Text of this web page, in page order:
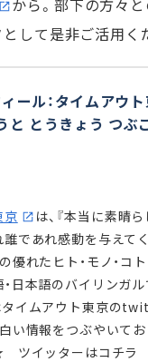
から。部下の方々
して是非ご活用く
ール：タイムアウ
と とうきょう つぶ
京
は、『本当に素晴
であれ感動を与えて
優れたヒト・モノ・コト
日本語のバイリンガ
タイムアウト東京の
い情報をつぶやいてお
ツイッターはコチラ